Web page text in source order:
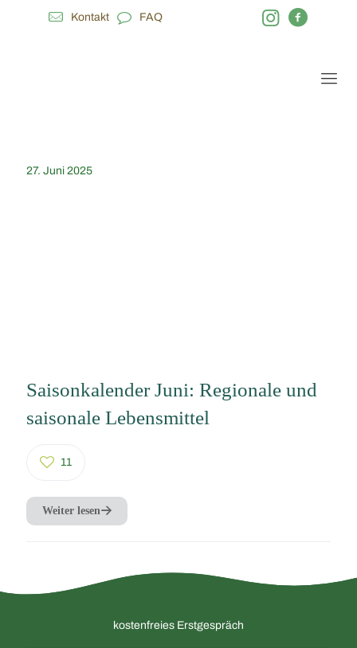
Kontakt FAQ
27. Juni 2025
Saisonkalender Juni: Regionale und
saisonale Lebensmittel
11
Weiter lesen
kostenfreies Erstgespräch